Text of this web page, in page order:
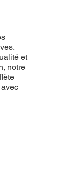
et
notre